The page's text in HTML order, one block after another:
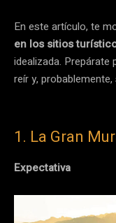
En este artículo, te
en los sitios
idealizada. Prepárate
reír y,
1. La Gran
Expectativa